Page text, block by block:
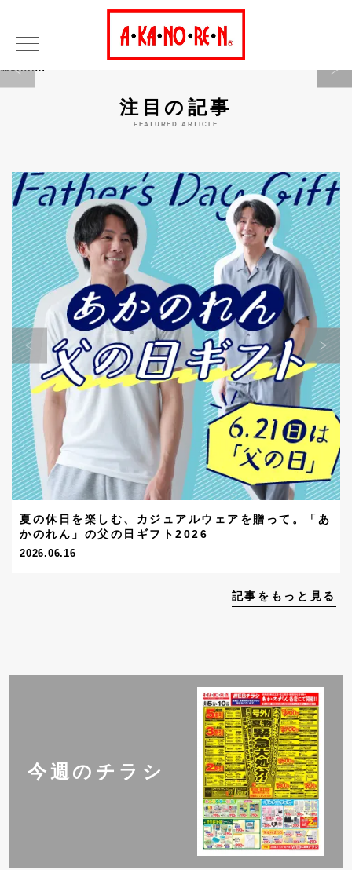
Warning
注目の記事
FEATURED ARTICLE
夏の休日を楽しむ、カジュアルウェアを贈って。「あ
かのれん」の父の日ギフト2026
2026.06.16
記事をもっと見る
今週のチラシ